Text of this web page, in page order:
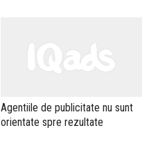
Agentiile de publicitate nu sunt
orientate spre rezultate